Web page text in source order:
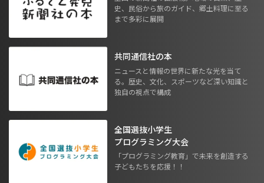
史、民俗から旅のガイド、郷土料理に至る
まで多彩に展開
共同通信社の本
ニュースと情報の世界に新たな光を当て
る。歴史、文化、スポーツなど深い知識と
独自の視点で構成
全国選抜小学生
プログラミング大会
「プログラミング教育」で未来を創造する
子どもたちを応援！！